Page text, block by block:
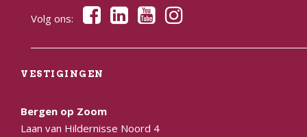
Volg ons:
VESTIGINGEN
Bergen op Zoom
Laan van Hildernisse Noord 4